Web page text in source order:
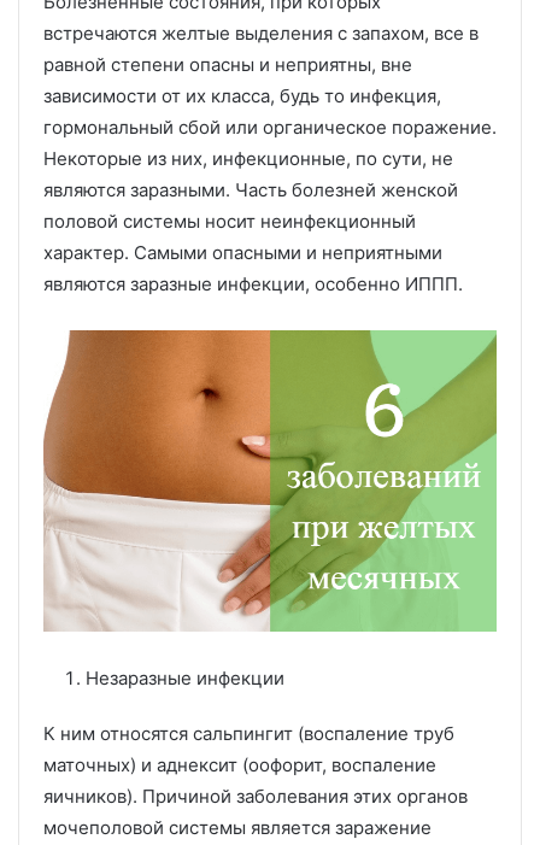
встречаются желтые выделения с запахом, все в
равной степени опасны и неприятны, вне
зависимости от их класса, будь то инфекция,
гормональный сбой или органическое поражение.
Некоторые из них, инфекционные, по сути, не
являются заразными. Часть болезней женской
половой системы носит неинфекционный
характер. Самыми опасными и неприятными
являются заразные инфекции, особенно ИППП.
Незаразные инфекции
К ним относятся сальпингит (воспаление труб
маточных) и аднексит (оофорит, воспаление
яичников). Причиной заболевания этих органов
мочеполовой системы является заражение